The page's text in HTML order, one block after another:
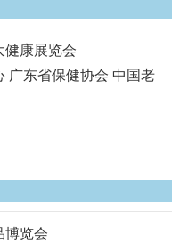
健康展览会
广东省保健协会 中国老
博览会